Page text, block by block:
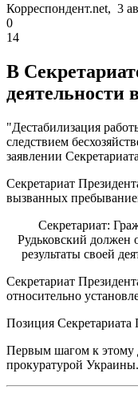
Корреспондент.net, 3
0
14
В
деятельности
"Дестабилизация
следствием
заявлении
Секретариат
вызванных
Секретариат:
Рудьковский должен
результаты своей
Секретариат
относительно
Позиция Секретариата
Первым шагом к этому
прокуратурой Украины.